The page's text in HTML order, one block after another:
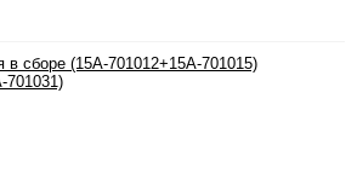
в сборе (15A-701012+15A-701015)
701031)